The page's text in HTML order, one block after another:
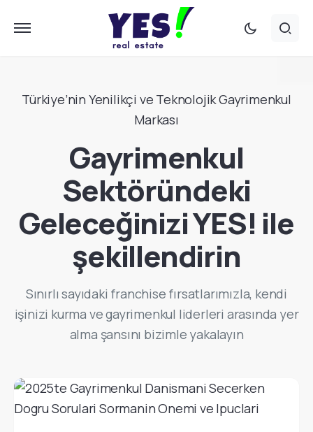
Türkiye’nin Yenilikçi ve Teknolojik Gayrimenkul
Markası
Gayrimenkul
Sektöründeki
Geleceğinizi YES! ile
şekillendirin
Sınırlı sayıdaki franchise fırsatlarımızla, kendi
işinizi kurma ve gayrimenkul liderleri arasında yer
alma şansını bizimle yakalayın